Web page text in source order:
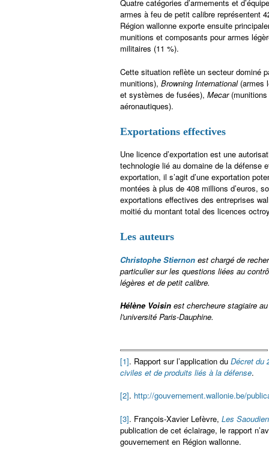
Quatre catégories d’armements et
armes à feu de petit calibre représentent
Région wallonne exporte ensuite
munitions et composants pour armes
militaires (11 %).
Cette situation reflète un secteur dominé
munitions), Browning International(armes
et systèmes de fusées), Mecar
aéronautiques).
Exportations effectives
Une licence d’exportation est une
technologie lié au domaine de la défense
exportation, il s’agit d’une exportation
montées à plus de 408 millions d’euros,
exportations effectives des entreprises
moitié du montant total des licences
Les auteurs
Christophe Stiernon est chargé de
particulier sur les questions liées au
légères et de petit calibre.
Hélène Voisin est chercheure stagiaire
l'université Paris-Dauphine.
[1]. Rapport sur l’application du Décret du
civiles et de produits liés à la défense.
[2]. http://gouvernement.wallonie.be/
[3]. François-Xavier Lefèvre, Les
publication de cet éclairage, le rapport
gouvernement en Région wallonne.